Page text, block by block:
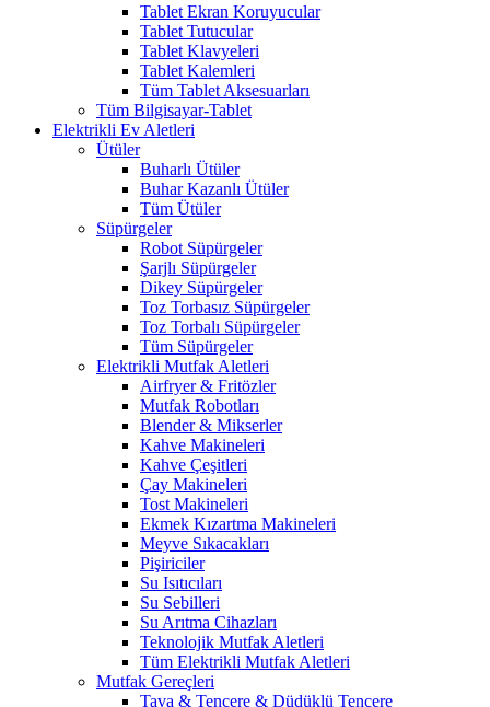
Tablet Ekran Koruyucular
Tablet Tutucular
Tablet Klavyeleri
Tablet Kalemleri
Tüm Tablet Aksesuarları
Tüm Bilgisayar-Tablet
Elektrikli Ev Aletleri
Ütüler
Buharlı Ütüler
Buhar Kazanlı Ütüler
Tüm Ütüler
Süpürgeler
Robot Süpürgeler
Şarjlı Süpürgeler
Dikey Süpürgeler
Toz Torbasız Süpürgeler
Toz Torbalı Süpürgeler
Tüm Süpürgeler
Elektrikli Mutfak Aletleri
Airfryer & Fritözler
Mutfak Robotları
Blender & Mikserler
Kahve Makineleri
Kahve Çeşitleri
Çay Makineleri
Tost Makineleri
Ekmek Kızartma Makineleri
Meyve Sıkacakları
Pişiriciler
Su Isıtıcıları
Su Sebilleri
Su Arıtma Cihazları
Teknolojik Mutfak Aletleri
Tüm Elektrikli Mutfak Aletleri
Mutfak Gereçleri
Tava & Tencere & Düdüklü Tencere